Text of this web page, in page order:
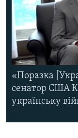
«Поразка
сенатор США
українську